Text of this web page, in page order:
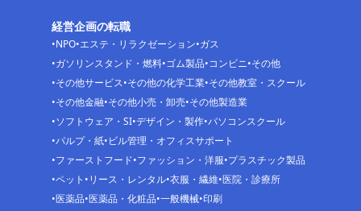
経営企画の転職
NPO エステ・リラクゼーション ガス
ガソリンスタンド・燃料 ゴム製品 コンビニ その他
その他サービス その他の化学工業 その他教室・スクール
その他金融 その他小売・卸売 その他製造業
ソフトウェア・SI デザイン・製作 パソコンスクール
パルプ・紙 ビル管理・オフィスサポート
ファーストフード ファッション・洋服 プラスチック製品
ペット リース・レンタル 衣服・繊維 医院・診療所
医薬品 医薬品・化粧品 一般機械 印刷